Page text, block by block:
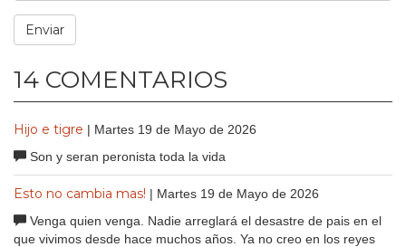
14 COMENTARIOS
Hijo e tigre | Martes 19 de Mayo de 2026
Son y seran peronista toda la vida
Esto no cambia mas! | Martes 19 de Mayo de 2026
Venga quien venga. Nadie arreglará el desastre de pais en el
que vivimos desde hace muchos años. Ya no creo en los reyes